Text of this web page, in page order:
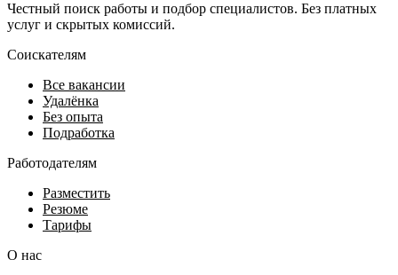
Честный поиск работы и подбор специалистов. Без платных
услуг и скрытых комиссий.
Соискателям
Все вакансии
Удалёнка
Без опыта
Подработка
Работодателям
Разместить
Резюме
Тарифы
О нас